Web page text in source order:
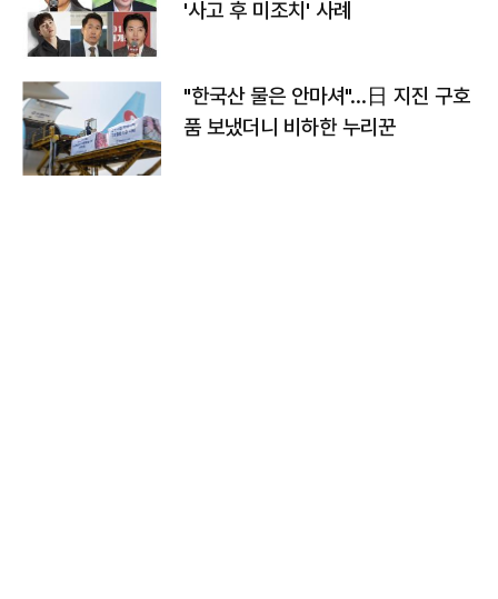
'사고 후 미조치' 사례
"한국산 물은 안마셔"…日 지진 구호
품 보냈더니 비하한 누리꾼